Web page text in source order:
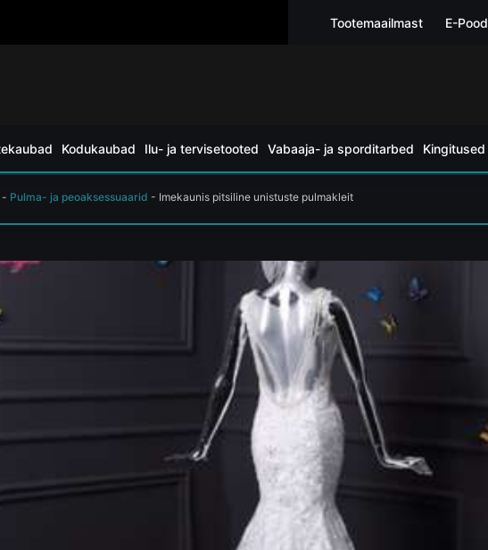
Tootemaailmast E-Pood
Kodukaubad Ilu- ja tervisetooted Vabaaja- ja sporditarbed Kingitused
- Pulma- ja peoaksessuaarid - Imekaunis pitsiline unistuste pulmakleit